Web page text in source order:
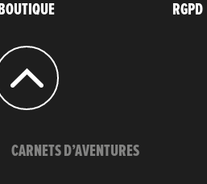
BOUTIQUE RGPD
CARNETS D’AVENTURES